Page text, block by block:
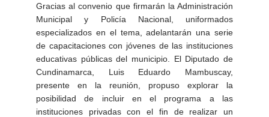
Gracias al convenio que firmarán la Administración
Municipal y Policía Nacional, uniformados
especializados en el tema, adelantarán una serie
de capacitaciones con jóvenes de las instituciones
educativas públicas del municipio. El Diputado de
Cundinamarca, Luis Eduardo Mambuscay,
presente en la reunión, propuso explorar la
posibilidad de incluir en el programa a las
instituciones privadas con el fin de realizar un